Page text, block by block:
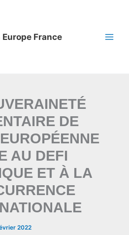
Europe France
DE
AU DEFI
ET À LA
2022